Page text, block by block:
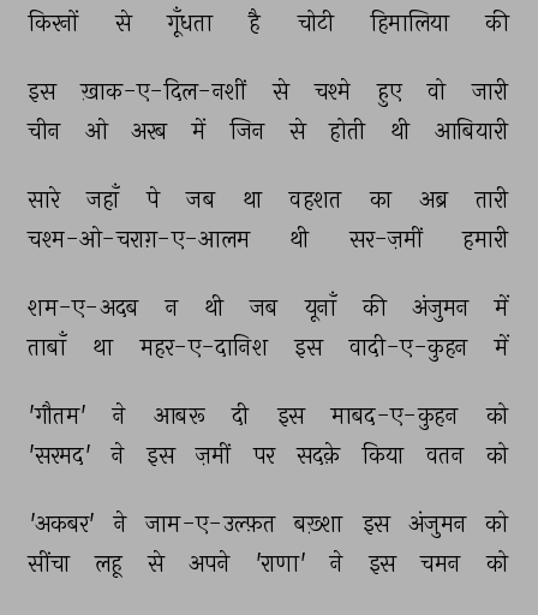
किरनों
से गूँधता है चोटी हिमालिया की
इस ख़ाक-ए-दिल-नशीं से चश्मे हुए वो
जारी
चीन
ओ अरब में जिन से होती थी आबियारी
सारे जहाँ पे जब था वहशत का अब्र
तारी
चश्म-ओ-चराग़-ए-आलम
थी सर-ज़मीं हमारी
शम-ए-अदब न थी जब यूनाँ की अंजुमन
में
ताबाँ
था महर-ए-दानिश इस वादी-ए-कुहन में
'गौतम' ने आबरू दी इस माबद-ए-कुहन
को
'सरमद'
ने इस ज़मीं पर सदक़े किया वतन को
'अकबर' ने जाम-ए-उल्फ़त बख़्शा इस अंजुमन
को
सींचा
लहू से अपने 'राणा' ने इस चमन को